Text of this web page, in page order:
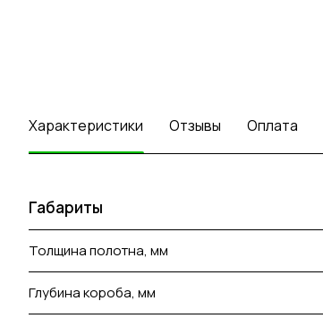
Характеристики Отзывы Оплата
Габариты
Толщина полотна, мм
Глубина короба, мм